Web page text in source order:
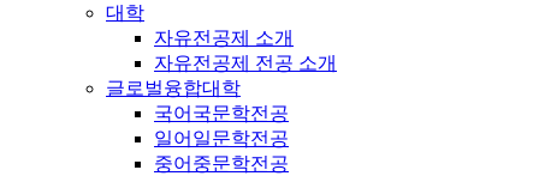
대학
자유전공제 소개
자유전공제 전공 소개
글로벌융합대학
국어국문학전공
일어일문학전공
중어중문학전공